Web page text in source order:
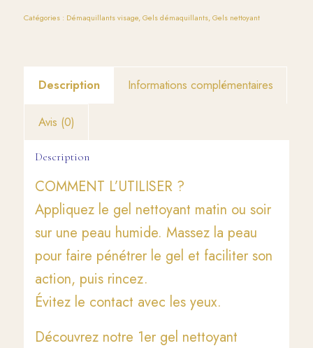
Catégories : Démaquillants visage,Gels démaquillants,Gels nettoyant
Description Informations complémentaires
Avis (0)
Description
COMMENT L’UTILISER ?
Appliquez le gel nettoyant matin ou soir
sur une peau humide. Massez la peau
pour faire pénétrer le gel et faciliter son
action, puis rincez.
Évitez le contact avec les yeux.
Découvrez notre 1er gel nettoyant